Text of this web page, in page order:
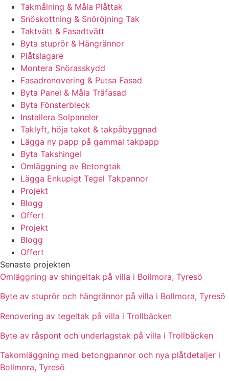
Takmålning & Måla Plåttak
Snöskottning & Snöröjning Tak
Taktvätt & Fasadtvätt
Byta stuprör & Hängrännor
Plåtslagare
Montera Snörasskydd
Fasadrenovering & Putsa Fasad
Byta Panel & Måla Träfasad
Byta Fönsterbleck
Installera Solpaneler
Taklyft, höja taket & takpåbyggnad
Lägga ny papp på gammal takpapp
Byta Takshingel
Omläggning av Betongtak
Lägga Enkupigt Tegel Takpannor
Projekt
Blogg
Offert
Projekt
Blogg
Offert
Senaste projekten
Omläggning av shingeltak på villa i Bollmora, Tyresö
Byte av stuprör och hängrännor på villa i Bollmora, Tyresö
Renovering av tegeltak på villa i Trollbäcken
Byte av råspont och underlagstak på villa i Trollbäcken
Takomläggning med betongpannor och nya plåtdetaljer i
Bollmora, Tyresö